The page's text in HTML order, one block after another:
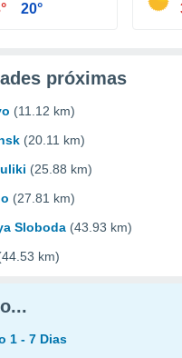
20°
próximas
(11.12 km)
(20.11 km)
(25.88 km)
(27.81 km)
Sloboda (43.93 km)
km)
1 - 7 Dias